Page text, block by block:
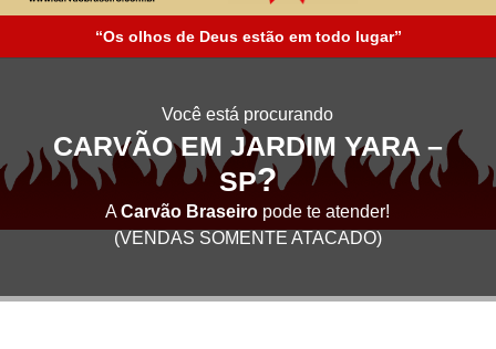
“Os olhos de Deus estão em todo lugar”
Você está procurando
CARVÃO EM JARDIM YARA –
SP?
ACarvão Braseiro pode te atender!
(VENDAS SOMENTE ATACADO)